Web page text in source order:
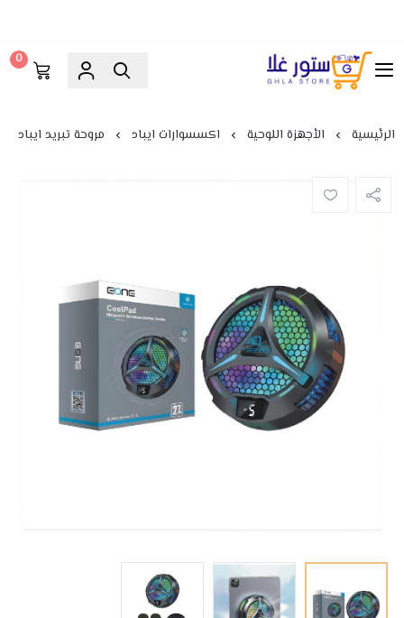
ستور غلا
0
الرئيسية الأجهزة اللوحية اكسسوارات ايباد مروحة تبريد ايباد